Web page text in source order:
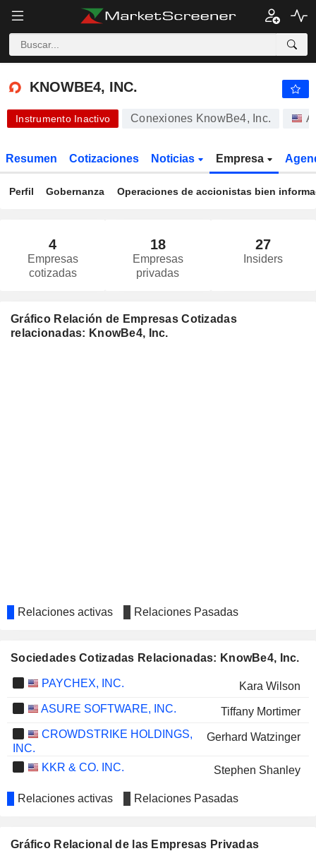
KNOWBE4, INC. 24,89 $ -
KNOWBE4, INC.
Instrumento Inactivo Conexiones KnowBe4, Inc.
Resumen Cotizaciones Noticias Empresa
Perfil Gobernanza Operaciones de accionistas bien
4
Empresas
cotizadas
18
Empresas
privadas
27
Insiders
Gráfico Relación de Empresas Cotizadas
relacionadas: KnowBe4, Inc.
Relaciones activas Relaciones Pasadas
Sociedades Cotizadas Relacionadas: KnowBe4, Inc.
PAYCHEX, INC.
Kara Wilson
ASURE SOFTWARE, INC.
Tiffany Mortimer
CROWDSTRIKE HOLDINGS,
INC.
Gerhard Watzinger
KKR & CO. INC. Stephen Shanley
Relaciones activas Relaciones Pasadas
Gráfico Relacional de las Empresas Privadas